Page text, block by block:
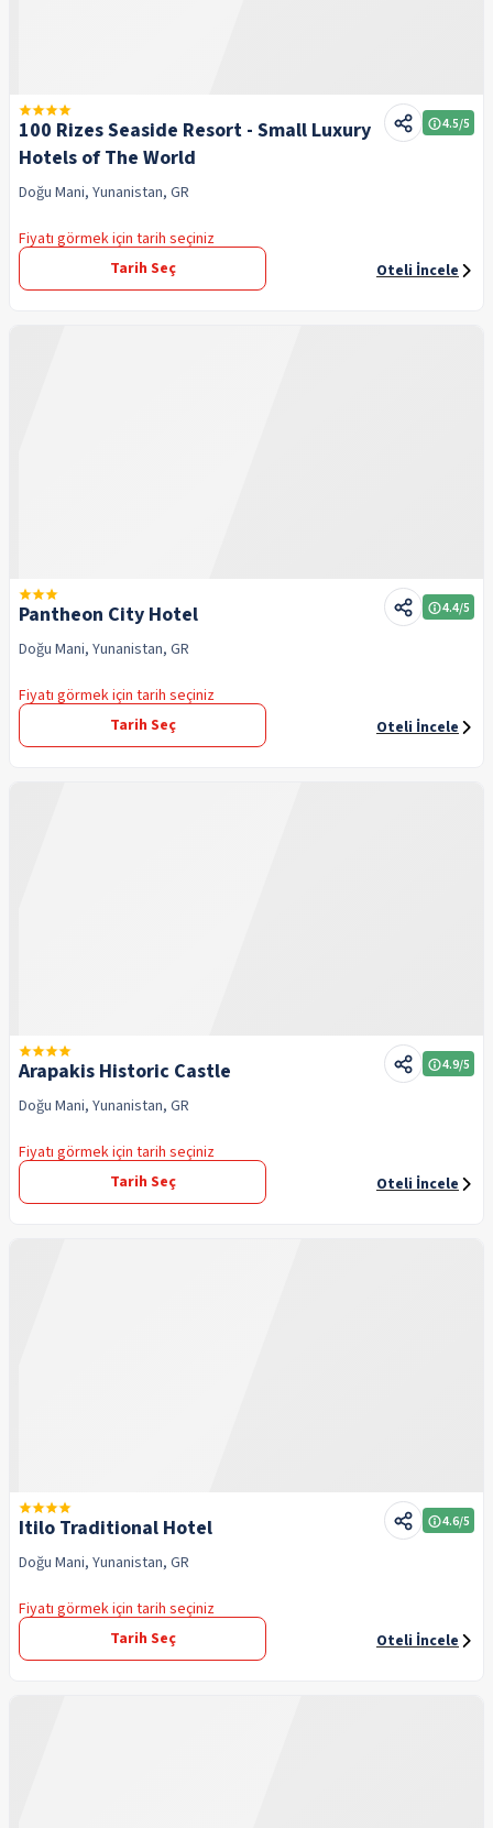
100 Rizes Seaside Resort - Small Luxury
Hotels of The World
4.5/5
Doğu Mani, Yunanistan, GR
Fiyatı görmek için tarih seçiniz
Tarih Seç
Oteli İncele
Pantheon City Hotel 4.4/5
Doğu Mani, Yunanistan, GR
Fiyatı görmek için tarih seçiniz
Tarih Seç
Oteli İncele
Arapakis Historic Castle 4.9/5
Doğu Mani, Yunanistan, GR
Fiyatı görmek için tarih seçiniz
Tarih Seç
Oteli İncele
Itilo Traditional Hotel 4.6/5
Doğu Mani, Yunanistan, GR
Fiyatı görmek için tarih seçiniz
Tarih Seç
Oteli İncele